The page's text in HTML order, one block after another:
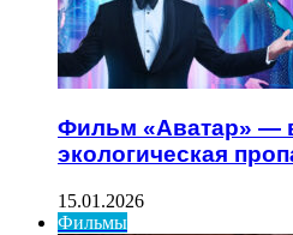
Фильм «Аватар» —
экологическая
15.01.2026
Фильмы